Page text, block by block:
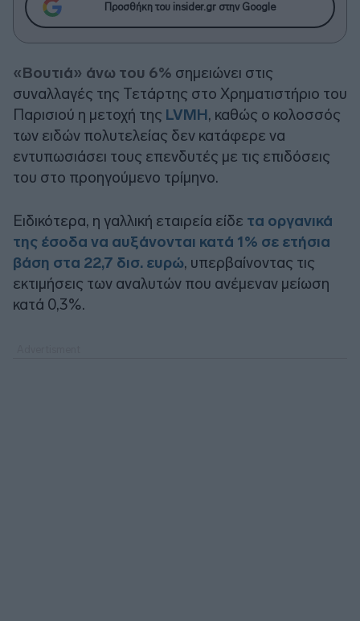
Προσθήκη του insider.gr στην Google
«Βουτιά» άνω του 6% σημειώνει στις
συναλλαγές της Τετάρτης στο Χρηματιστήριο του
Παρισιού η μετοχή της LVMH, καθώς ο κολοσσός
των ειδών πολυτελείας δεν κατάφερε να
εντυπωσιάσει τους επενδυτές με τις επιδόσεις
του στο προηγούμενο τρίμηνο.
Ειδικότερα, η γαλλική εταιρεία είδε τα οργανικά
της έσοδα να αυξάνονται κατά 1% σε ετήσια
βάση στα 22,7 δισ. ευρώ, υπερβαίνοντας τις
εκτιμήσεις των αναλυτών που ανέμεναν μείωση
κατά 0,3%.